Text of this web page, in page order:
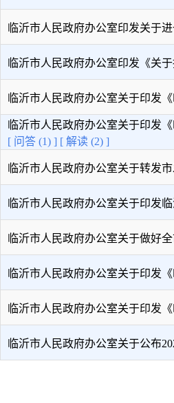
临沂市人民政府办公室印发关于
临沂市人民政府办公室印发《关
临沂市人民政府办公室关于印发
临沂市人民政府办公室关于印发
[ 问答 (1) ] [ 解读 (2) ]
临沂市人民政府办公室关于转发
临沂市人民政府办公室关于印发
临沂市人民政府办公室关于做好
临沂市人民政府办公室关于印发
临沂市人民政府办公室关于印发
临沂市人民政府办公室关于公布